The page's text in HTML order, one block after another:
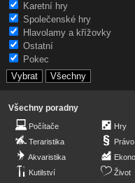
Karetní hry
Společenské hry
Hlavolamy a křížovky
Ostatní
Pokec
Všechny poradny
Počítače
Teraristika
Akvaristika
Kutilství
Hry
Právo
Život